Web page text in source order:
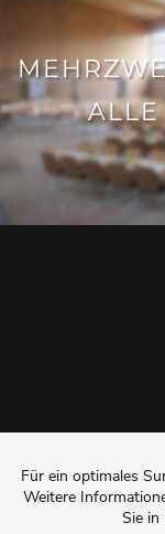
ALLE
Julie
Für ein optimales
Weitere
Sie in